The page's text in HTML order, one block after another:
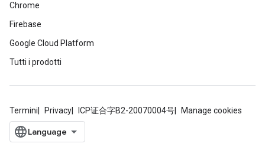
Chrome
Firebase
Google Cloud Platform
Tutti i prodotti
Termini Privacy ICP证合字B2-20070004号 Manage cookies